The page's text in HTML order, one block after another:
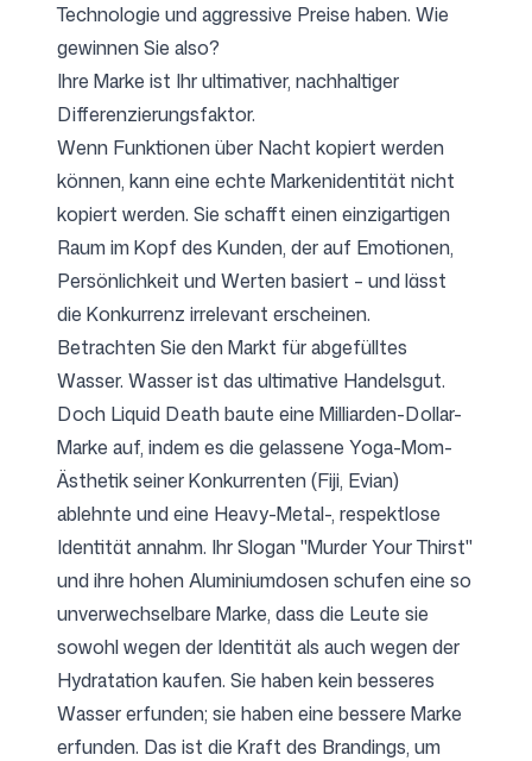
Technologie und aggressive Preise haben. Wie
gewinnen Sie also?
Ihre Marke ist Ihr ultimativer, nachhaltiger
Differenzierungsfaktor.
Wenn Funktionen über Nacht kopiert werden
können, kann eine echte Markenidentität nicht
kopiert werden. Sie schafft einen einzigartigen
Raum im Kopf des Kunden, der auf Emotionen,
Persönlichkeit und Werten basiert – und lässt
die Konkurrenz irrelevant erscheinen.
Betrachten Sie den Markt für abgefülltes
Wasser. Wasser ist das ultimative Handelsgut.
Doch Liquid Death baute eine Milliarden-Dollar-
Marke auf, indem es die gelassene Yoga-Mom-
Ästhetik seiner Konkurrenten (Fiji, Evian)
ablehnte und eine Heavy-Metal-, respektlose
Identität annahm. Ihr Slogan "Murder Your Thirst"
und ihre hohen Aluminiumdosen schufen eine so
unverwechselbare Marke, dass die Leute sie
sowohl wegen der Identität als auch wegen der
Hydratation kaufen. Sie haben kein besseres
Wasser erfunden; sie haben eine bessere Marke
erfunden. Das ist die Kraft des Brandings, um